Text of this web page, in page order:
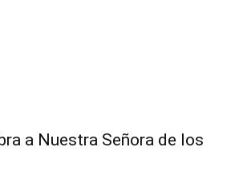
a Nuestra Señora de los